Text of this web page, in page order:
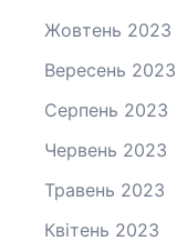
Жовтень 2023
Вересень 2023
Серпень 2023
Червень 2023
Травень 2023
Квітень 2023